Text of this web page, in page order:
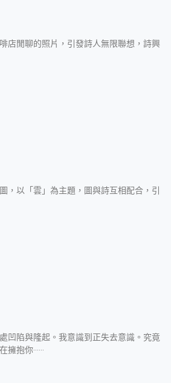
店閒聊的照片，引發詩人無限聯想，詩興
，以「雲」為主題，圖與詩互相配合，引
凹陷與隆起。我意識到正失去意識。究竟
抱你‧‧‧‧‧‧